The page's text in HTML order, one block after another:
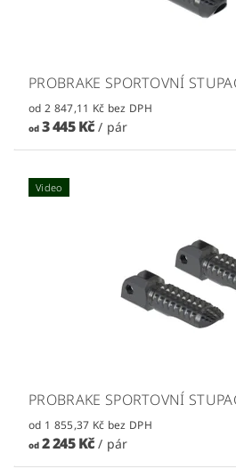
PROBRAKE SPORTOVNÍ
od 2 847,11 Kč bez DPH
od3 445 Kč/ pár
Video
PROBRAKE SPORTOVNÍ
od 1 855,37 Kč bez DPH
od2 245 Kč/ pár